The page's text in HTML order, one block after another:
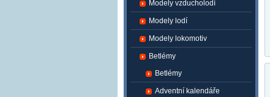
Modely vzducholodí
Modely lodí
Modely lokomotiv
Betlémy
Betlémy
Adventní kalendáře